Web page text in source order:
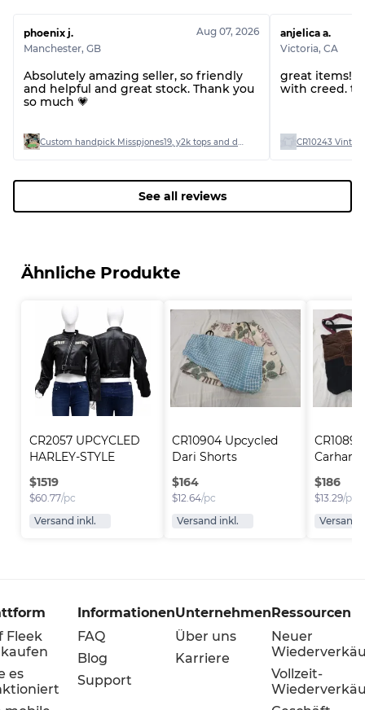
phoenix j.
Manchester, GB
Aug 07, 2026
Absolutely amazing seller, so friendly
and helpful and great stock. Thank you
so much 💗
anjelica a.
Victoria, CA
great items!
with creed.
CR10243
See all reviews
Ähnliche Produkte
CR2057 UPCYCLED
HARLEY-STYLE
CROPPE..
$1519
$60.77/pc
Versand inkl.
CR10904 Upcycled
Dari Shorts
$164
$12.64/pc
Versand inkl.
Carhartt
$186
$13.29/pc
Versand
Fleek
es
Informationen
FAQ
Blog
Support
Unternehmen
Über uns
Karriere
Ressourcen
Neuer
Vollzeit-